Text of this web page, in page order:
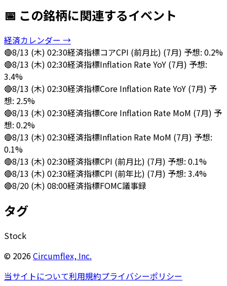
📅 この銘柄に関連するイベント
経済カレンダー →
🔴8/13 (木) 02:30経済指標コアCPI (前月比) (7月) 予想: 0.2%
🔴8/13 (木) 02:30経済指標Inflation Rate YoY (7月) 予想:
3.4%
🔴8/13 (木) 02:30経済指標Core Inflation Rate YoY (7月) 予
想: 2.5%
🔴8/13 (木) 02:30経済指標Core Inflation Rate MoM (7月) 予
想: 0.2%
🔴8/13 (木) 02:30経済指標Inflation Rate MoM (7月) 予想:
0.1%
🔴8/13 (木) 02:30経済指標CPI (前月比) (7月) 予想: 0.1%
🔴8/13 (木) 02:30経済指標CPI (前年比) (7月) 予想: 3.4%
🔴8/20 (木) 08:00経済指標FOMC議事録
タグ
Stock
© 2026Circumflex, Inc.
当サイトについて利用規約プライバシーポリシー